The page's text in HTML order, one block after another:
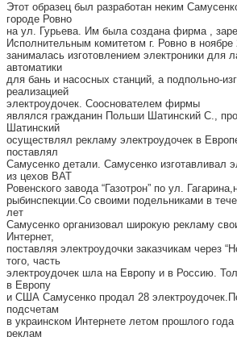
Этот образец был разработан неким
городе Ровно
на ул. Гурьева. Им была создана фирма ,
Исполнительным комитетом г. Ровно в
занималась изготовлением электроники для
автоматики
для бань и насосных станций, а подпольно-
реализацией
электроудочек. Сооснователем фирмы
являлся гражданин Польши Шатинский С.,
Шатинский
осуществлял рекламу электроудочек в
поставлял
Самусенко детали. Самусенко изготавливал
из цехов ВАТ
Ровенского завода “Газотрон” по ул.
рыбинспекции.Со своими подельниками в
лет
Самусенко организовал широкую рекламу
Интернет,
поставляя электроудочки заказчикам через
того, часть
электроудочек шла на Европу и в Россию.
в Европу
и США Самусенко продал 28
подсчетам
в украинском Интернете летом прошлого
реклам